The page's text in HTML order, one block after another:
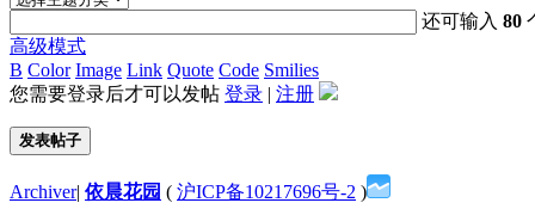
还可输入80
高级模式
B Color Image Link Quote Code Smilies
您需要登录后才可以发帖 登录 | 注册
发表帖子
Archiver| 依晨花园 ( 沪ICP备10217696号-2 )